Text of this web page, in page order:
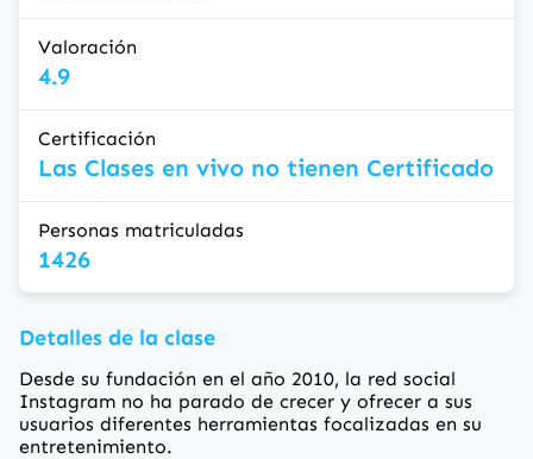
Valoración
4.9
Certificación
Las Clases en vivo no tienen Certificado
Personas matriculadas
1426
Detalles de la clase
Desde su fundación en el año 2010, la red social
Instagram no ha parado de crecer y ofrecer a sus
usuarios diferentes herramientas focalizadas en su
entretenimiento.